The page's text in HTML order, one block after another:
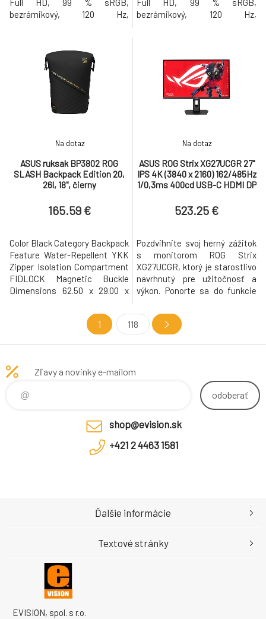
Full HD, 99 % sRGB,
bezrámikový, 120 Hz,
Low Blue Light, Flicker Free,
montáž na stenu 23,8-palcový
herný monitor IPS s rozlíšením
Full HD (1920 x 1080) so
štýlovým ultratenkým profilom,
Full HD, 99 % sRGB,
bezrámikový, 120 Hz,
montáž na stenu 23,8-palcový
herný monitor IPS s rozlíšením
Full HD (1920 x 1080) so
štýlovým ultratenkým profilom,
ASUS ruksak BP3802 ROG
SLASH Backpack Edition 20,
26l, 18", čierny
Na dotaz
165.59 €
Color Black Category Backpack
Feature Water-Repellent YKK
Zipper Isolation Compartment
FIDLOCK Magnetic Buckle
Dimensions 62.50 x 29.00 x
Size 39.90 x 29.80 x 3.20 cm
Weight 1.4 kg Material
Polyester PU Leather Package
Compatibility Model 18"
ASUS ROG Strix XG27UCGR 27"
IPS 4K (3840 x 2160) 162/485Hz
1/0,3ms 400cd USB-C HDMI DP
Na dotaz
523.25 €
Pozdvihnite svoj herný zážitok
s monitorom ROG Strix
XG27UCGR, ktorý je starostlivo
navrhnutý pre užitočnosť a
výkon. Ponorte sa do funkcie
umožňuje monitoru
jednoducho prepínať pomocou
klávesovej skratky do režimu
(min.). Zvládnite výzvy b
1 118
Zľavy a novinky e-mailom
odoberať
shop@evision.sk
+421 2 4463 1581
EVISION, spol. s r.o.
Ďalšie informácie
Textové stránky